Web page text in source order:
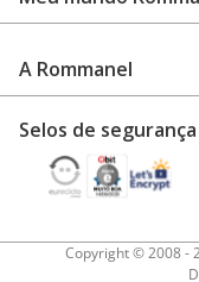
Garantia
Revenda Rommanel
A Rommanel
Trabalhe conosco
Termos de uso
Diretos autorais
Selos de segurança
Copyright © 2008 -